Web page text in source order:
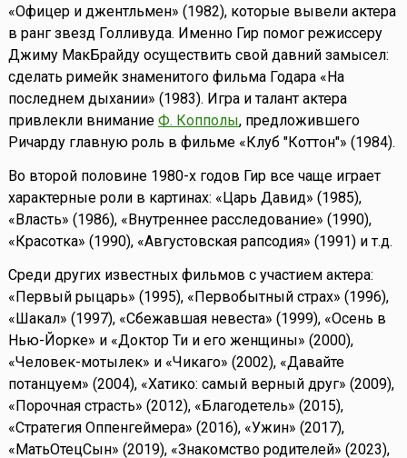
«Офицер и джентльмен» (1982), которые вывели актера
в ранг звезд Голливуда. Именно Гир помог режиссеру
Джиму МакБрайду осуществить свой давний замысел:
сделать римейк знаменитого фильма Годара «На
последнем дыхании» (1983). Игра и талант актера
привлекли внимание Ф. Копполы, предложившего
Ричарду главную роль в фильме «Клуб "Коттон"» (1984).
Во второй половине 1980-х годов Гир все чаще играет
характерные роли в картинах: «Царь Давид» (1985),
«Власть» (1986), «Внутреннее расследование» (1990),
«Красотка» (1990), «Августовская рапсодия» (1991) и т.д.
Среди других известных фильмов с участием актера:
«Первый рыцарь» (1995), «Первобытный страх» (1996),
«Шакал» (1997), «Сбежавшая невеста» (1999), «Осень в
Нью-Йорке» и «Доктор Ти и его женщины» (2000),
«Человек-мотылек» и «Чикаго» (2002), «Давайте
потанцуем» (2004), «Хатико: самый верный друг» (2009),
«Порочная страсть» (2012), «Благодетель» (2015),
«Стратегия Оппенгеймера» (2016), «Ужин» (2017),
«МатьОтецСын» (2019), «Знакомство родителей» (2023),